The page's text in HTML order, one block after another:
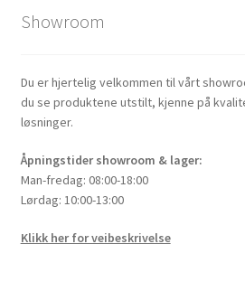
Showroom
Du er hjertelig velkommen til vårt
du se produktene utstilt, kjenne på
løsninger.
Åpningstider showroom & lager:
Man-fredag: 08:00-18:00
Lørdag: 10:00-13:00
Klikk her for veibeskrivelse